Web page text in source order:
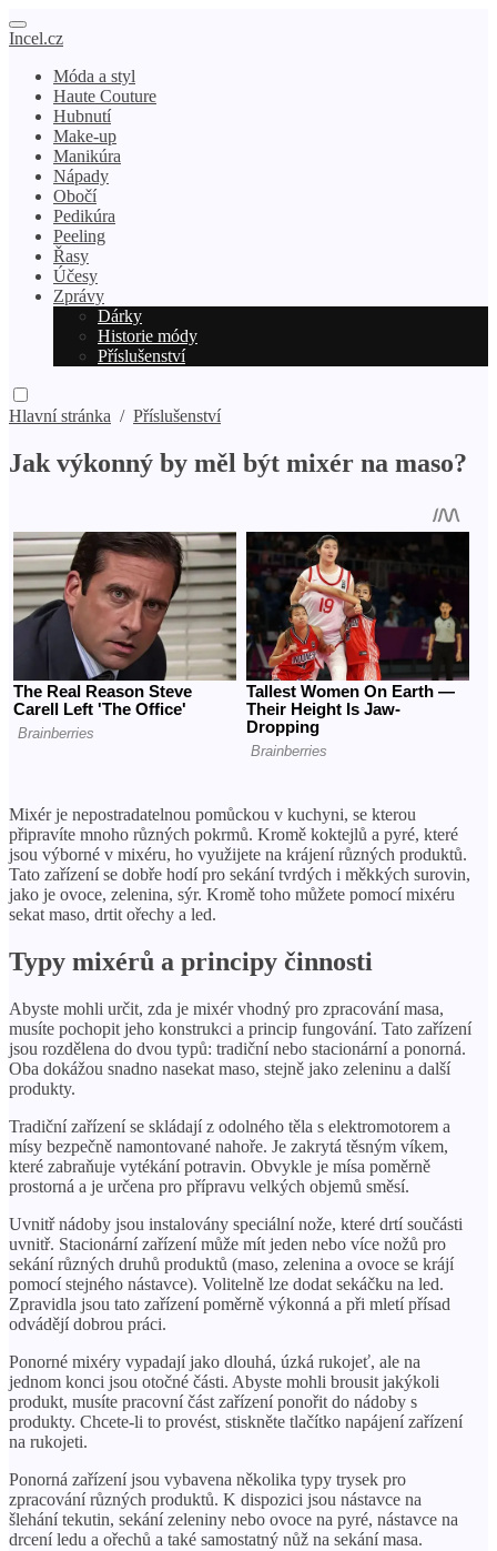
Incel.cz
Móda a styl
Haute Couture
Hubnutí
Make-up
Manikúra
Nápady
Obočí
Pedikúra
Peeling
Řasy
Účesy
Zprávy
Dárky
Historie módy
Příslušenství
Hlavní stránka / Příslušenství
Jak výkonný by měl být mixér na maso?
Mixér je nepostradatelnou pomůckou v kuchyni, se kterou
připravíte mnoho různých pokrmů. Kromě koktejlů a pyré, které
jsou výborné v mixéru, ho využijete na krájení různých produktů.
Tato zařízení se dobře hodí pro sekání tvrdých i měkkých surovin,
jako je ovoce, zelenina, sýr. Kromě toho můžete pomocí mixéru
sekat maso, drtit ořechy a led.
Typy mixérů a principy činnosti
Abyste mohli určit, zda je mixér vhodný pro zpracování masa,
musíte pochopit jeho konstrukci a princip fungování. Tato zařízení
jsou rozdělena do dvou typů: tradiční nebo stacionární a ponorná.
Oba dokážou snadno nasekat maso, stejně jako zeleninu a další
produkty.
Tradiční zařízení se skládají z odolného těla s elektromotorem a
mísy bezpečně namontované nahoře. Je zakrytá těsným víkem,
které zabraňuje vytékání potravin. Obvykle je mísa poměrně
prostorná a je určena pro přípravu velkých objemů směsí.
Uvnitř nádoby jsou instalovány speciální nože, které drtí součásti
uvnitř. Stacionární zařízení může mít jeden nebo více nožů pro
sekání různých druhů produktů (maso, zelenina a ovoce se krájí
pomocí stejného nástavce). Volitelně lze dodat sekáčku na led.
Zpravidla jsou tato zařízení poměrně výkonná a při mletí přísad
odvádějí dobrou práci.
Ponorné mixéry vypadají jako dlouhá, úzká rukojeť, ale na
jednom konci jsou otočné části. Abyste mohli brousit jakýkoli
produkt, musíte pracovní část zařízení ponořit do nádoby s
produkty. Chcete-li to provést, stiskněte tlačítko napájení zařízení
na rukojeti.
Ponorná zařízení jsou vybavena několika typy trysek pro
zpracování různých produktů. K dispozici jsou nástavce na
šlehání tekutin, sekání zeleniny nebo ovoce na pyré, nástavce na
drcení ledu a ořechů a také samostatný nůž na sekání masa.